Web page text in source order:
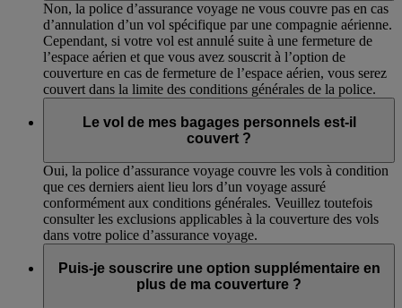
Non, la police d’assurance voyage ne vous couvre pas en cas
d’annulation d’un vol spécifique par une compagnie aérienne.
Cependant, si votre vol est annulé suite à une fermeture de
l’espace aérien et que vous avez souscrit à l’option de
couverture en cas de fermeture de l’espace aérien, vous serez
couvert dans la limite des conditions générales de la police.
Le vol de mes bagages personnels est-il
couvert ?
Oui, la police d’assurance voyage couvre les vols à condition
que ces derniers aient lieu lors d’un voyage assuré
conformément aux conditions générales. Veuillez toutefois
consulter les exclusions applicables à la couverture des vols
dans votre police d’assurance voyage.
Puis-je souscrire une option supplémentaire en
plus de ma couverture ?